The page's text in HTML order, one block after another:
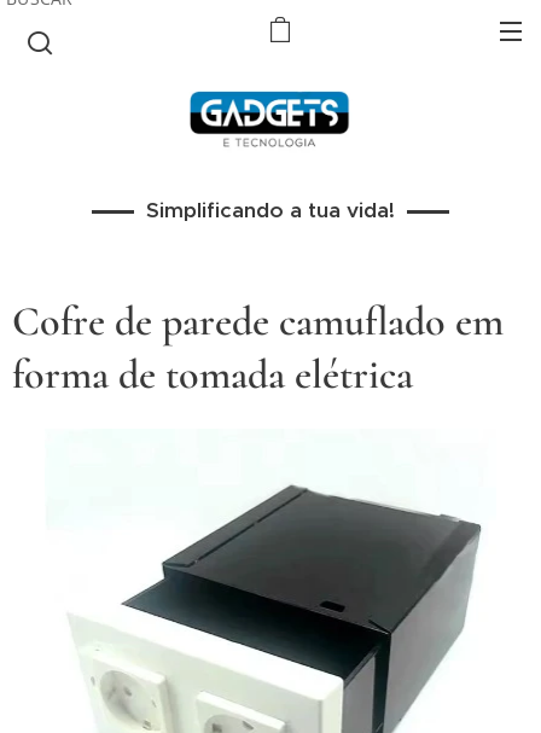
Simplificando a tua vida!
Cofre de parede camuflado em
forma de tomada elétrica